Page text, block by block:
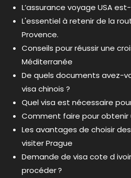
L’assurance voyage USA
L'essentiel à retenir de la
Provence.
Conseils pour réussir une
Méditerranée
De quels documents avez-
visa chinois ?
Quel visa est nécessaire
Comment faire pour obtenir
Les avantages de choisir
visiter Prague
Demande de visa cote d
procéder ?